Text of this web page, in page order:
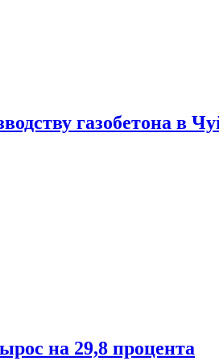
газобетона в
на 29,8 процента